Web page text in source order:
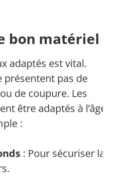
bon matériel
adaptés est vital.
présentent pas de
de coupure. Les
être adaptés à l’âge
:
: Pour sécuriser la